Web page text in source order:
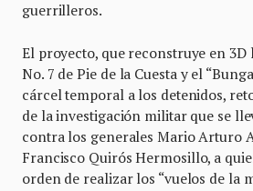
guerrilleros.
El proyecto, que reconstruye en 3D
No. 7 de Pie de la Cuesta y el
cárcel temporal a los detenidos,
de la investigación militar que se
contra los generales Mario Arturo
Francisco Quirós Hermosillo, a
orden de realizar los “vuelos de la